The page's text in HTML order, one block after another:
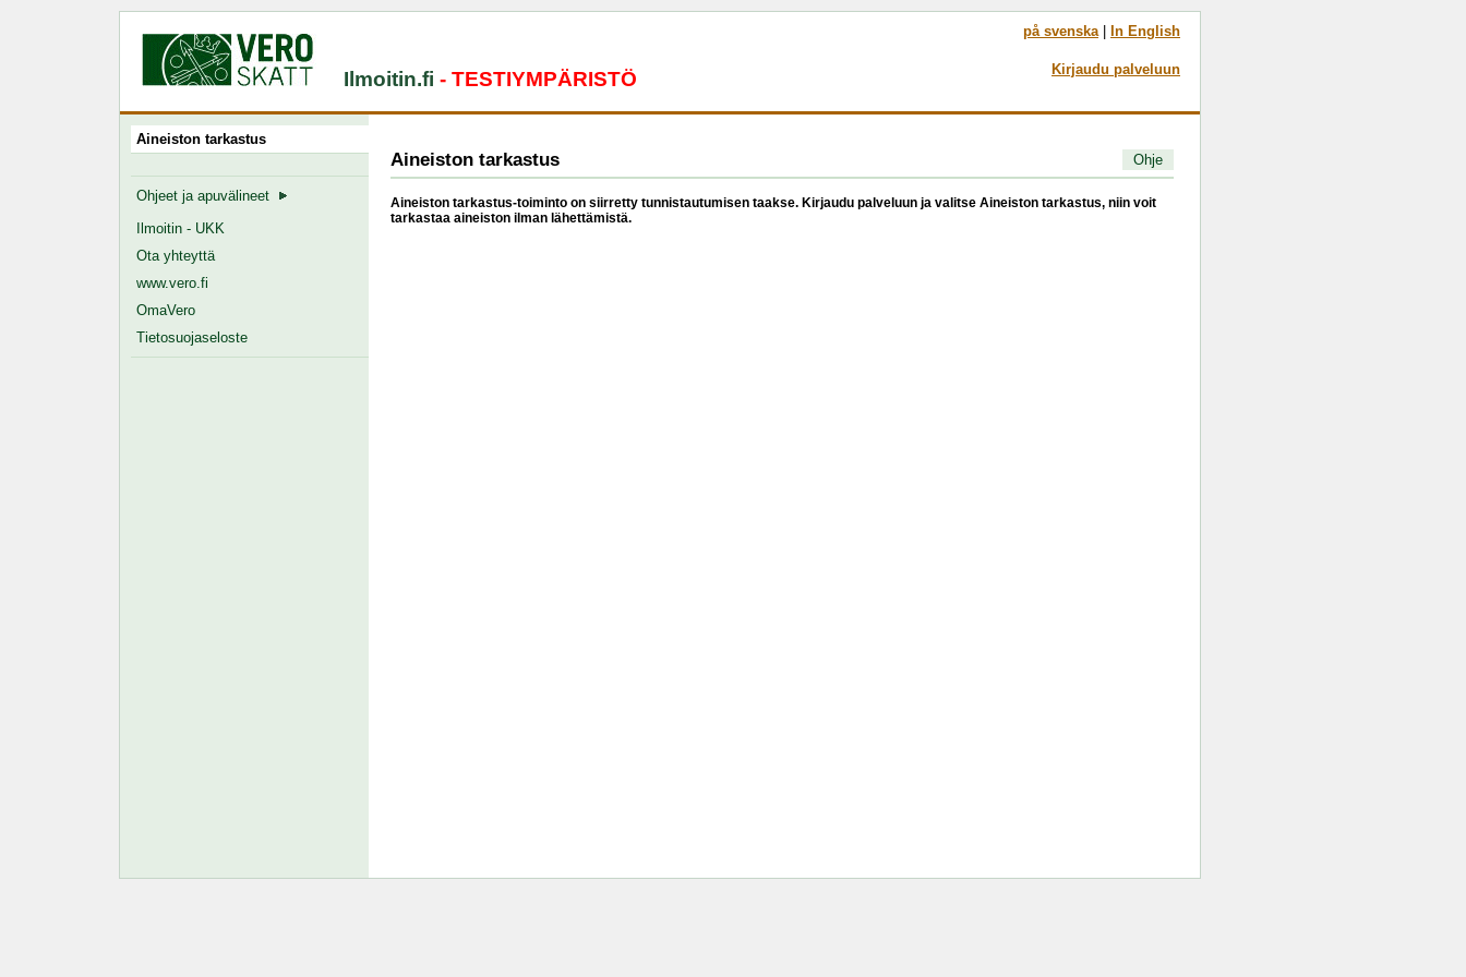
Ilmoitin.fi - TESTIYMPÄRISTÖ
på svenska| In English
Kirjaudu palveluun
Aineiston tarkastus
Ohjeet ja apuvälineet
Ilmoitin - UKK
Ota yhteyttä
www.vero.fi
OmaVero
Tietosuojaseloste
Aineiston tarkastus Ohje
Aineiston tarkastus-toiminto on siirretty tunnistautumisen taakse. Kirjaudu palveluun ja valitse Aineiston tarkastus, niin voit
tarkastaa aineiston ilman lähettämistä.